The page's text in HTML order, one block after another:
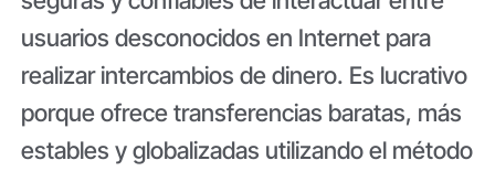
usuarios desconocidos en Internet para
realizar intercambios de dinero. Es lucrativo
porque ofrece transferencias baratas, más
estables y globalizadas utilizando el método